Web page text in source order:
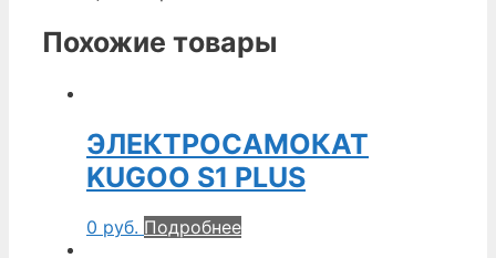
Похожие товары
ЭЛЕКТРОСАМОКАТ
KUGOO S1 PLUS
0 руб. Подробнее